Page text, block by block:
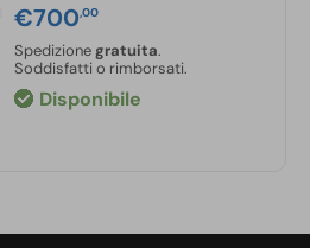
€700,00
Spedizione gratuita.
Soddisfatti o rimborsati.
Disponibile